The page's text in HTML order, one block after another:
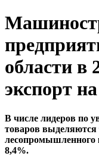
области в
экспорт
В числе лидеров по
товаров
лесопромышленного
8,4%.